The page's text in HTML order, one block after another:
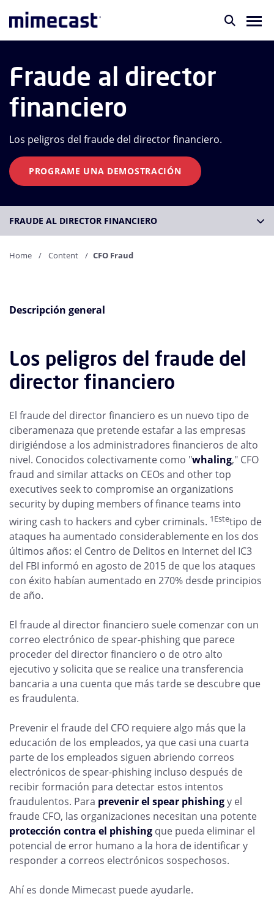
Fraude al director
financiero
Los peligros del fraude del director financiero.
PROGRAME UNA DEMOSTRACIÓN
FRAUDE AL DIRECTOR FINANCIERO
Home Content CFO Fraud
Descripción general
Los peligros del fraude del
director financiero
El fraude del director financiero es un nuevo tipo de
ciberamenaza que pretende estafar a las empresas
dirigiéndose a los administradores financieros de alto
nivel. Conocidos colectivamente como "whaling," CFO
fraud and similar attacks on CEOs and other top
executives seek to compromise an organizations
security by duping members of finance teams into
wiring cash to hackers and cyber criminals. 1Estetipo de
ataques ha aumentado considerablemente en los dos
últimos años: el Centro de Delitos en Internet del IC3
del FBI informó en agosto de 2015 de que los ataques
con éxito habían aumentado en 270% desde principios
de año.
El fraude al director financiero suele comenzar con un
correo electrónico de spear-phishing que parece
proceder del director financiero o de otro alto
ejecutivo y solicita que se realice una transferencia
bancaria a una cuenta que más tarde se descubre que
es fraudulenta.
Prevenir el fraude del CFO requiere algo más que la
educación de los empleados, ya que casi una cuarta
parte de los empleados siguen abriendo correos
electrónicos de spear-phishing incluso después de
recibir formación para detectar estos intentos
fraudulentos. Para prevenir el spear phishingy el
fraude CFO, las organizaciones necesitan una potente
protección contra el phishing que pueda eliminar el
potencial de error humano a la hora de identificar y
responder a correos electrónicos sospechosos.
Ahí es donde Mimecast puede ayudarle.